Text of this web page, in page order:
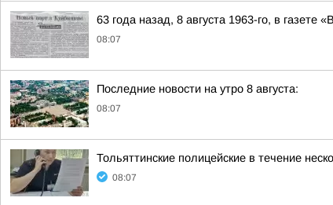
63 года назад, 8 августа 1963-го, в
08:07
Последние новости на утро 8 августа:
08:07
Тольяттинские полицейские в течение
08:07